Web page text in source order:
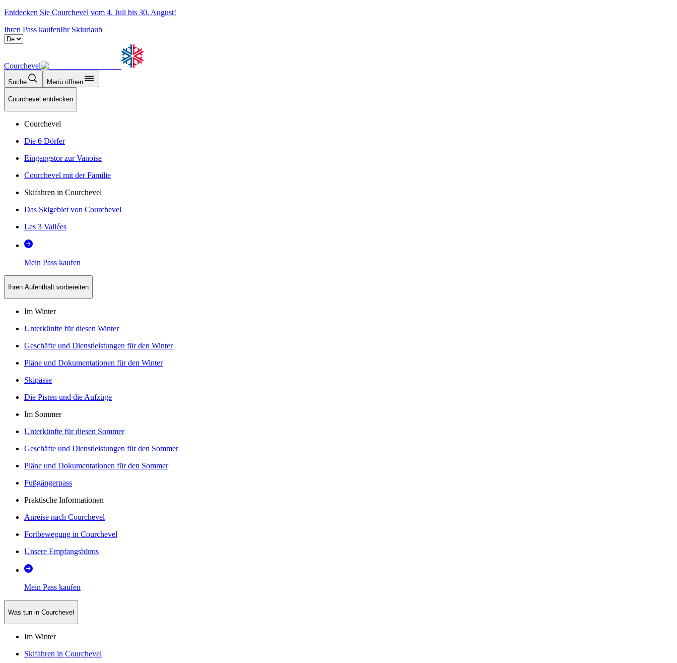
Entdecken Sie Courchevel vom 4. Juli bis 30. August!
Ihren Pass kaufenIhr Skiurlaub
Courchevel
Suche Menü öffnen
Courchevel entdecken
Courchevel
Die 6 Dörfer
Eingangstor zur Vanoise
Courchevel mit der Familie
Skifahren in Courchevel
Das Skigebiet von Courchevel
Les 3 Vallées
Mein Pass kaufen
Ihren Aufenthalt vorbereiten
Im Winter
Unterkünfte für diesen Winter
Geschäfte und Dienstleistungen für den Winter
Pläne und Dokumentationen für den Winter
Skipässe
Die Pisten und die Aufzüge
Im Sommer
Unterkünfte für diesen Sommer
Geschäfte und Dienstleistungen für den Sommer
Pläne und Dokumentationen für den Sommer
Fußgängerpass
Praktische Informationen
Anreise nach Courchevel
Fortbewegung in Courchevel
Unsere Empfangsbüros
Mein Pass kaufen
Was tun in Courchevel
Im Winter
Skifahren in Courchevel